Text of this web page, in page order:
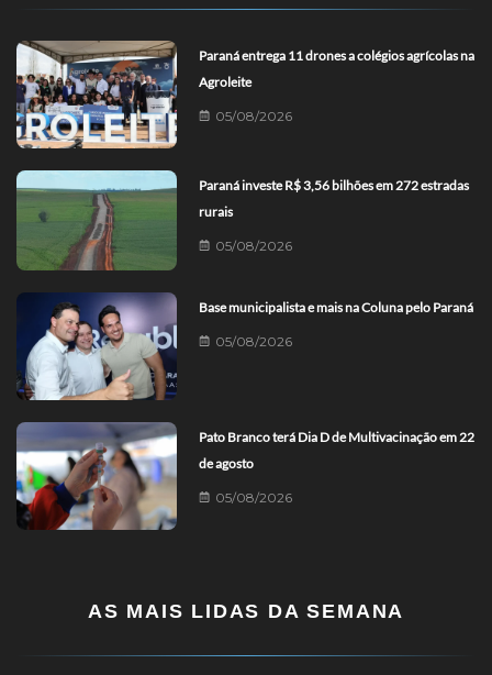
Paraná entrega 11 drones a colégios agrícolas na
Agroleite
05/08/2026
Paraná investe R$ 3,56 bilhões em 272 estradas
rurais
05/08/2026
Base municipalista e mais na Coluna pelo Paraná
05/08/2026
Pato Branco terá Dia D de Multivacinação em 22
de agosto
05/08/2026
AS MAIS LIDAS DA SEMANA